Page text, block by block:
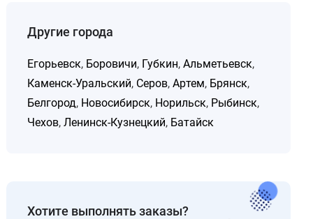
Другие города
Егорьевск, Боровичи, Губкин,Альметьевск,
Каменск-Уральский, Серов,Артем, Брянск,
Белгород, Новосибирск, Норильск, Рыбинск,
Чехов,Ленинск-Кузнецкий, Батайск
Хотите выполнять заказы?